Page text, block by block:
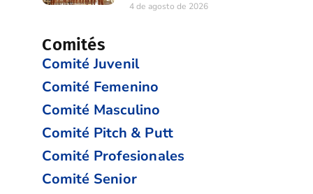
4 de agosto de 2026
Comités
Comité Juvenil
Comité Femenino
Comité Masculino
Comité Pitch & Putt
Comité Profesionales
Comité Senior